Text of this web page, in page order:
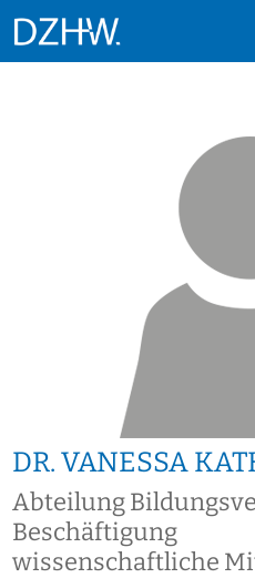
DR. VANESSA
Abteilung
Beschäftigung
wissenschaftliche